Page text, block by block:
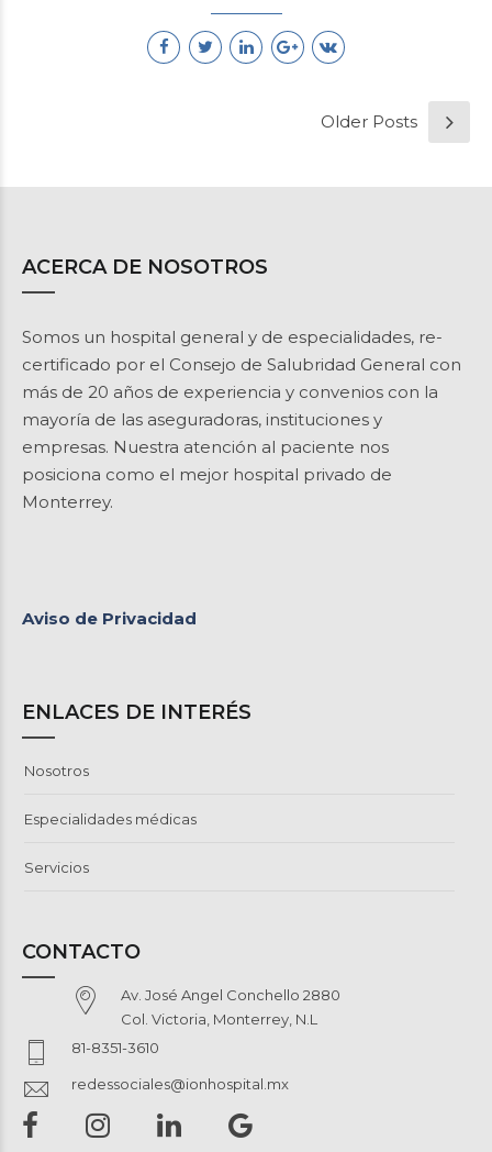
Older Posts
ACERCA DE NOSOTROS
Somos un hospital general y de especialidades, re-
certificado por el Consejo de Salubridad General con
más de 20 años de experiencia y convenios con la
mayoría de las aseguradoras, instituciones y
empresas. Nuestra atención al paciente nos
posiciona como el mejor hospital privado de
Monterrey.
Aviso de Privacidad
ENLACES DE INTERÉS
Nosotros
Especialidades médicas
Servicios
CONTACTO
Av. José Angel Conchello 2880
Col. Victoria, Monterrey, N.L
81-8351-3610
redessociales@ionhospital.mx